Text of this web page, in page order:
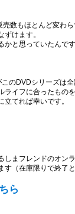
数もほとんど変わら
けます。
かと思っていたんで
のDVDシリーズは
ライフに合ったもの
てれば幸いです。
しまフレンドのオン
（在庫限りで終了と
ら